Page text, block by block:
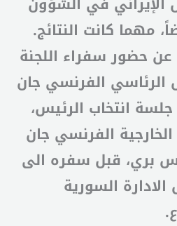
مهما كانت النتائج.
عن حضور سفراء اللجنة
الرئاسي الفرنسي جان
انتخاب الرئيس،
الفرنسي جان
بري، قبل سفره الى
السورية